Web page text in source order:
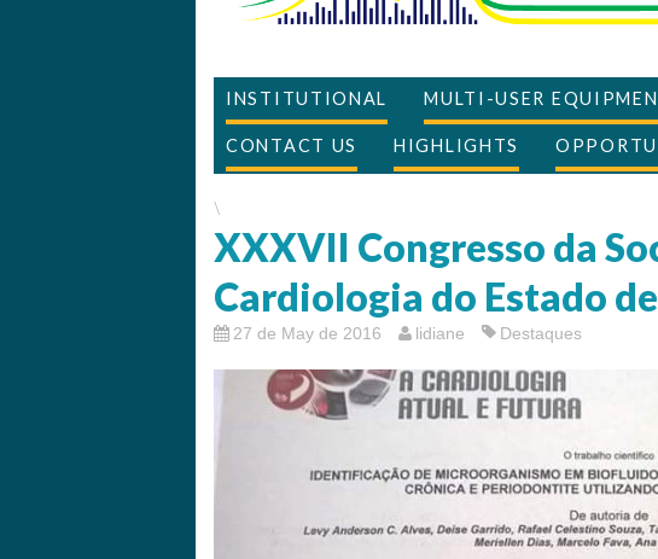
INSTITUTIONAL MULTI-USER
CONTACT US HIGHLIGHTS
\
XXXVII Congresso da
Cardiologia do Estado
27 de May de 2016 lidiane Destaques